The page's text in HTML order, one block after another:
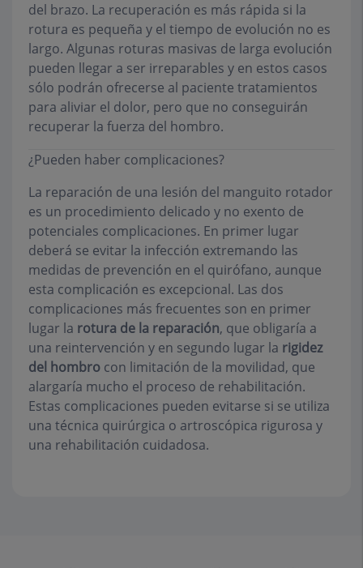
del brazo. La recuperación es más rápida si la
rotura es pequeña y el tiempo de evolución no es
largo. Algunas roturas masivas de larga evolución
pueden llegar a ser irreparables y en estos casos
sólo podrán ofrecerse al paciente tratamientos
para aliviar el dolor, pero que no conseguirán
recuperar la fuerza del hombro.
¿Pueden haber complicaciones?
La reparación de una lesión del manguito rotador
es un procedimiento delicado y no exento de
potenciales complicaciones. En primer lugar
deberá se evitar la infección extremando las
medidas de prevención en el quirófano, aunque
esta complicación es excepcional. Las dos
complicaciones más frecuentes son en primer
lugar la rotura de la reparación, que obligaría a
una reintervención y en segundo lugar la rigidez
del hombro con limitación de la movilidad, que
alargaría mucho el proceso de rehabilitación.
Estas complicaciones pueden evitarse si se utiliza
una técnica quirúrgica o artroscópica rigurosa y
una rehabilitación cuidadosa.